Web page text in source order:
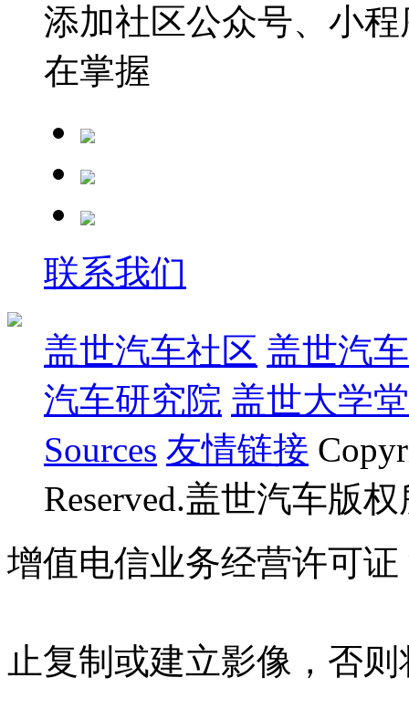
添加社区公众号、小
在掌握
联系我们
盖世汽车社区 盖世汽
汽车研究院 盖世大学堂
Sources 友情链接
Reserved.盖世汽车版
增值电信业务经营许可证
止复制或建立影像，否